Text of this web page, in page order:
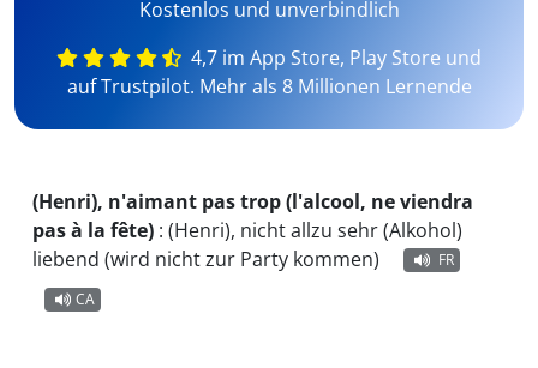
Kostenlos und unverbindlich
4,7 im App Store, Play Store und
auf Trustpilot. Mehr als 8 Millionen Lernende
(Henri), n'aimant pas trop (l'alcool, ne viendra
pas à la fête) : (Henri), nicht allzu sehr (Alkohol)
liebend (wird nicht zur Party kommen)
FR
CA